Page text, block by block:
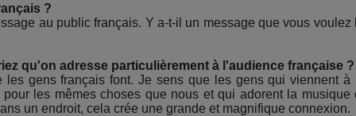
?
au public français. Y a-t-il un message que vous voulez
qu'on adresse particulièrement à l'audience française ?
gens français font. Je sens que les gens qui viennent à
les mêmes choses que nous et qui adorent la musique
un endroit, cela crée une grande et magnifique connexion.